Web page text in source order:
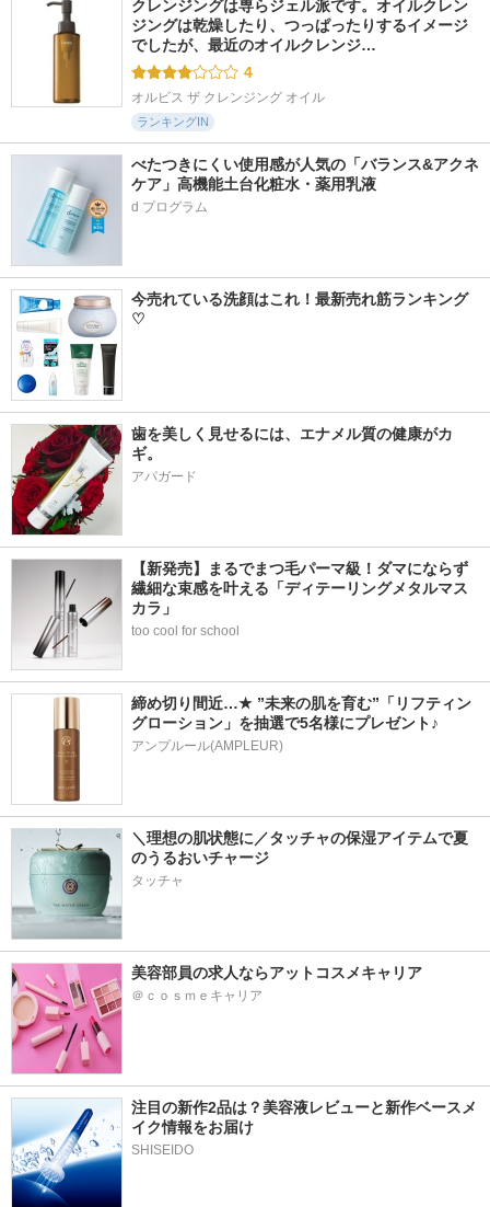
クレンジングは専らジェル派です。オイルクレン
ジングは乾燥したり、つっぱったりするイメージ
でしたが、最近のオイルクレンジ…
4
オルビス ザ クレンジング オイル
ランキングIN
べたつきにくい使用感が人気の「バランス&アクネ
ケア」高機能土台化粧水・薬用乳液
今売れている洗顔はこれ！最新売れ筋ランキング
♡
歯を美しく見せるには、エナメル質の健康がカ
ギ。
アパガード
【新発売】まるでまつ毛パーマ級！ダマにならず
繊細な束感を叶える「ディテーリングメタルマス
カラ」
too cool for school
締め切り間近…★ ”未来の肌を育む”「リフティン
グローション」を抽選で5名様にプレゼント♪
アンプルール(AMPLEUR)
＼理想の肌状態に／タッチャの保湿アイテムで夏
のうるおいチャージ
タッチャ
美容部員の求人ならアットコスメキャリア
＠ｃｏｓｍｅキャリア
注目の新作2品は？美容液レビューと新作ベースメ
イク情報をお届け
SHISEIDO